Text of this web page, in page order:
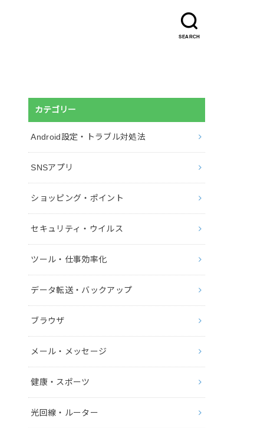
SEARCH
カテゴリー
Android設定・トラブル対処法
SNSアプリ
ショッピング・ポイント
セキュリティ・ウイルス
ツール・仕事効率化
データ転送・バックアップ
ブラウザ
メール・メッセージ
健康・スポーツ
光回線・ルーター